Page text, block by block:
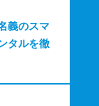
義のスマ
タルを徹